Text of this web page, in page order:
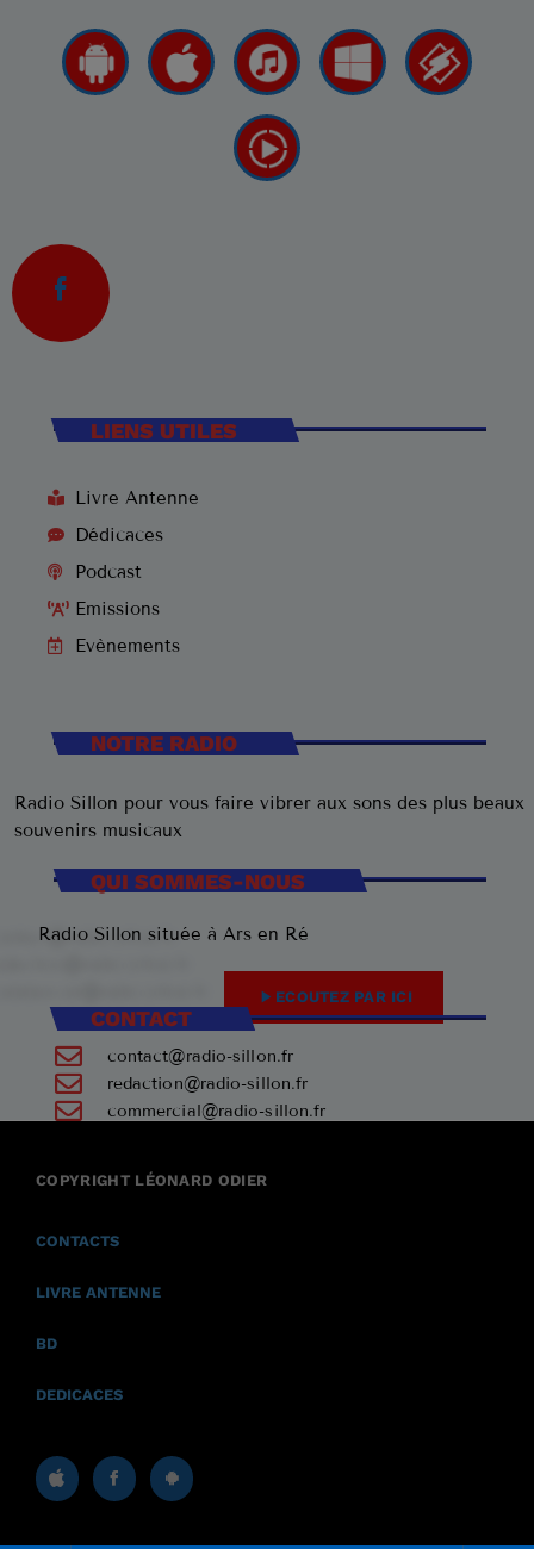
LIENS UTILES
Livre Antenne
Dédicaces
Podcast
Emissions
Evènements
NOTRE RADIO
Radio Sillon pour vous faire vibrer aux sons des plus beaux
souvenirs musicaux
play_arrow ECOUTEZ PAR ICI
QUI SOMMES-NOUS
Radio Sillon située à Ars en Ré
CONTACT
+33 7 45 23 74 84
contact@radio-sillon.fr
redaction@radio-sillon.fr
commercial@radio-sillon.fr
COPYRIGHT LÉONARD ODIER
CONTACTS
LIVRE ANTENNE
BD
DEDICACES